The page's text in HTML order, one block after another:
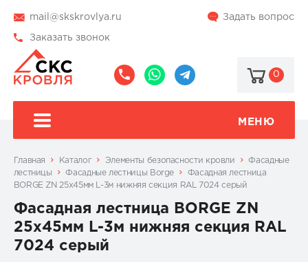
mail@skskrovlya.ru Задать вопрос
Заказать звонок
0
МЕНЮ
Главная Каталог Элементы безопасности кровли
Фасадные
лестницы
Фасадные лестницы Borge
Фасадная лестница
BORGE ZN 25х45мм L-3м нижняя секция RAL 7024 серый
Фасадная лестница BORGE ZN
25х45мм L-3м нижняя секция RAL
7024 серый